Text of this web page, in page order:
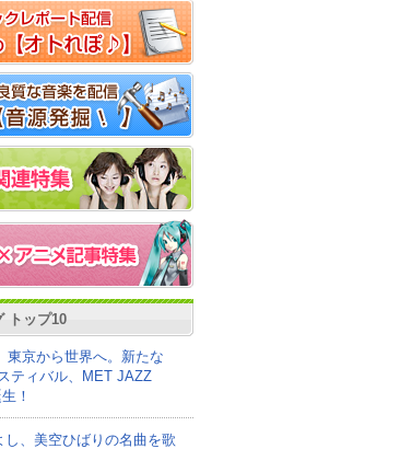
トップ10
東京から世界へ。新たな
ティバル、MET JAZZ
！
し、美空ひばりの名曲を歌